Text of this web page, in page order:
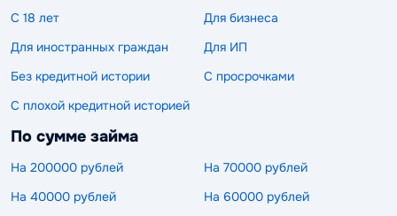
С 18 лет
Для бизнеса
Для иностранных граждан
Для ИП
Без кредитной истории
С просрочками
С плохой кредитной историей
По сумме займа
На 200000 рублей
На 70000 рублей
На 40000 рублей
На 60000 рублей